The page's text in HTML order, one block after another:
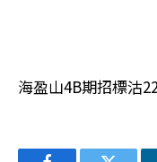
海盈山4B期招標沽